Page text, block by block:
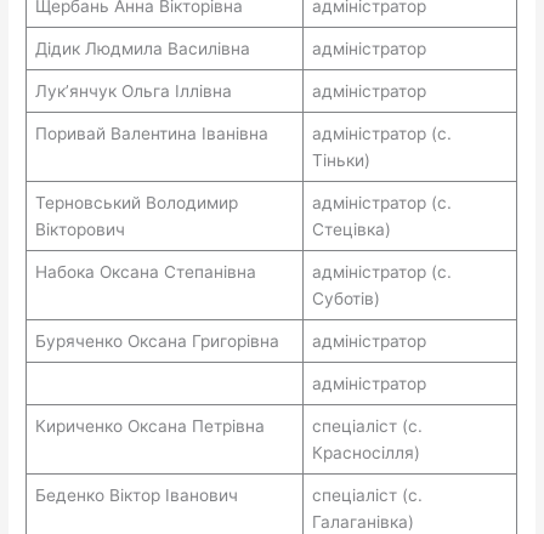
Щербань Анна Вікторівна адміністратор
Дідик Людмила Василівна адміністратор
Лук’янчук Ольга Іллівна адміністратор
Поривай Валентина Іванівна
адміністратор (с.
Тіньки)
Терновський Володимир
Вікторович
адміністратор (с.
Стецівка)
Набока Оксана Степанівна
адміністратор (с.
Суботів)
Буряченко Оксана Григорівна адміністратор
адміністратор
Кириченко Оксана Петрівна
спеціаліст (с.
Красносілля)
Беденко Віктор Іванович
спеціаліст (с.
Галаганівка)